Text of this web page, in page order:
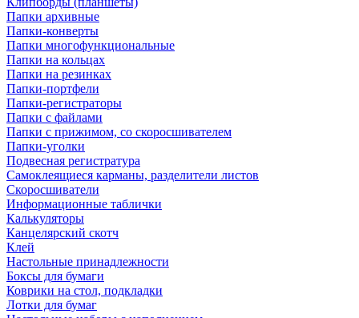
Папки архивные
Папки-конверты
Папки многофункциональные
Папки на кольцах
Папки на резинках
Папки-портфели
Папки-регистраторы
Папки с файлами
Папки с прижимом, со скоросшивателем
Папки-уголки
Подвесная регистратура
Самоклеящиеся карманы, разделители листов
Скоросшиватели
Информационные таблички
Калькуляторы
Канцелярский скотч
Клей
Настольные принадлежности
Боксы для бумаги
Коврики на стол, подкладки
Лотки для бумаг